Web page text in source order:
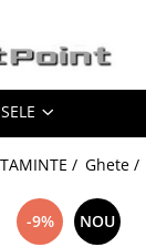
/ Ghete /
-9% NOU